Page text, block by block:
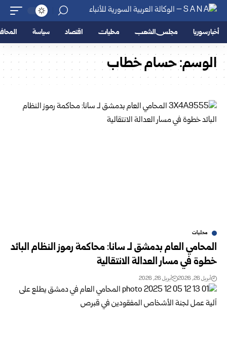
أخبار سوريا مجلس الشعب محليات اقتصاد سياسة
الوسم:حسام خطاب
محليات
المحامي العام بدمشق لـ سانا: محاكمة رموز النظام البائد
خطوة في مسار العدالة الانتقالية
أبريل 26, 2026 أبريل 26, 2026